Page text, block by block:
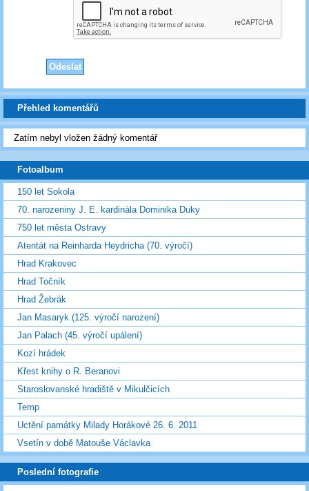
Přehled komentářů
Zatím nebyl vložen žádný komentář
Fotoalbum
150 let Sokola
70. narozeniny J. E. kardinála Dominika Duky
750 let města Ostravy
Atentát na Reinharda Heydricha (70. výročí)
Hrad Krakovec
Hrad Točník
Hrad Žebrák
Jan Masaryk (125. výročí narození)
Jan Palach (45. výročí upálení)
Kozí hrádek
Křest knihy o R. Beranovi
Staroslovanské hradiště v Mikulčicích
Temp
Uctění památky Milady Horákové 26. 6. 2011
Vsetín v době Matouše Václavka
Poslední fotografie